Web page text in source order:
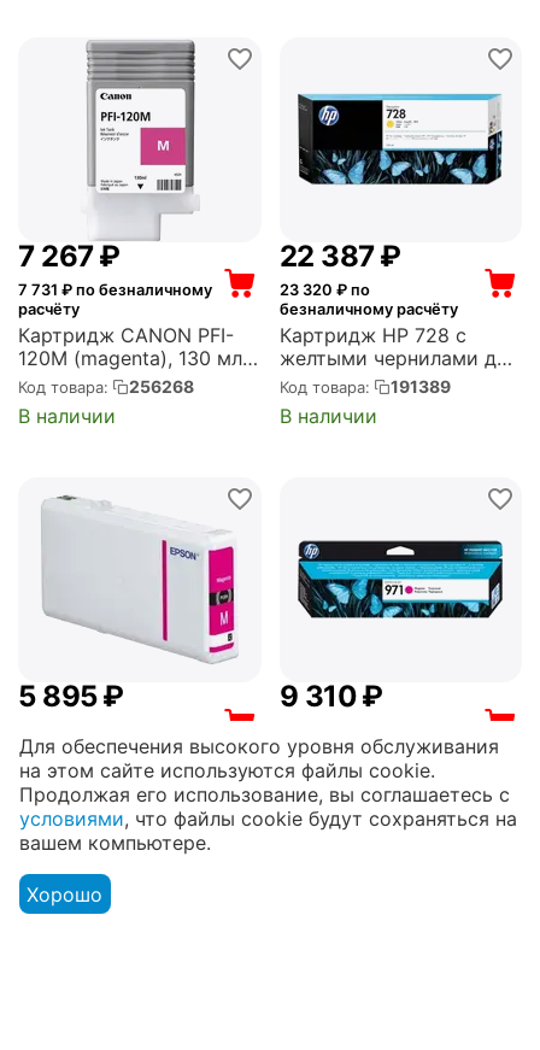
7 267₽
7 731 ₽ по безналичному
расчёту
Картридж CANON PFI-
120M (magenta), 130 мл
для TM-
200/205/300/305
(2887C001)
Код товара: 256268
В наличии
22 387₽
23 320 ₽ по
безналичному расчёту
Картридж HP 728 с
желтыми чернилами для
принтеров Designjet, 300
мл (F9K15A)
Код товара: 191389
В наличии
5 895₽
расчёту
Картридж EPSON T7903
пурпурный повышенной
емкости для WF-
5110DW/WF-5620DWF
Код товара: 191360
В наличии
9 310₽
расчёту
Картридж HP струйный
пурпурный Officejet Pro
X476dw/X576dw/X451dw
Код товара: 123557
Меню
Для обеспечения высокого уровня обслуживания
на этом сайте используются файлы cookie.
Продолжая его использование, вы соглашаетесь с
условиями, что файлы cookie будут сохраняться на
вашем компьютере.
Хорошо